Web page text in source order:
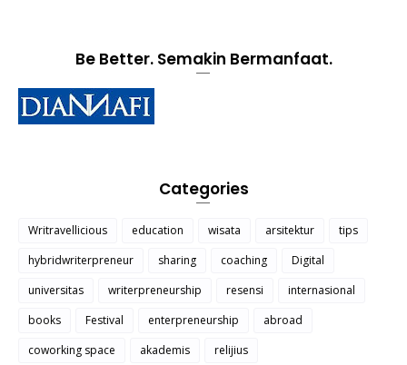
Be Better. Semakin Bermanfaat.
Categories
Writravellicious education wisata arsitektur
tips
hybridwriterpreneur
sharing coaching
Digital
universitas
writerpreneurship resensi
internasional
books
Festival enterpreneurship
abroad
coworking space
akademis relijius